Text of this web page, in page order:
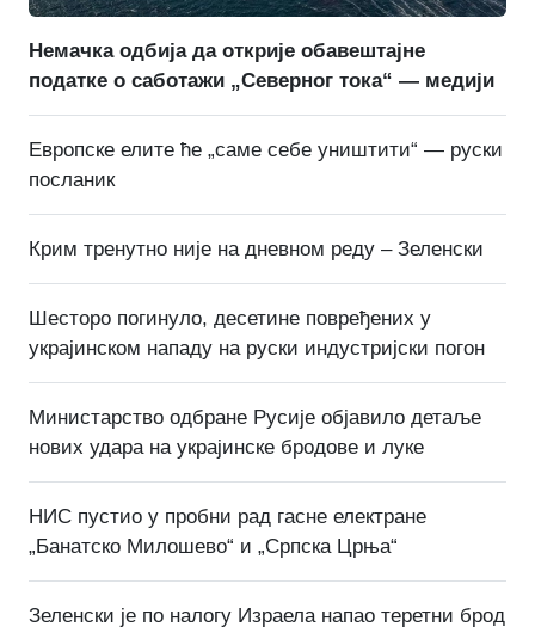
Немачка одбија да открије обавештајне
податке о саботажи „Северног тока“ — медији
Европске елите ће „саме себе уништити“ — руски
посланик
Крим тренутно није на дневном реду – Зеленски
Шесторо погинуло, десетине повређених у
украјинском нападу на руски индустријски погон
Министарство одбране Русије објавило детаље
нових удара на украјинске бродове и луке
НИС пустио у пробни рад гасне електране
„Банатско Милошево“ и „Српска Црња“
Зеленски је по налогу Израела напао теретни брод